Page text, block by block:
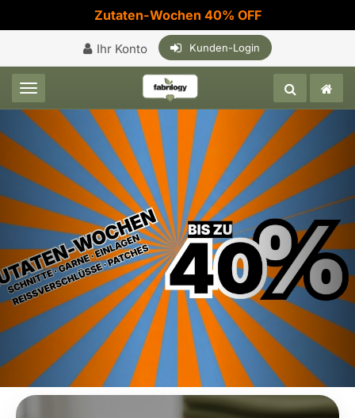
Zutaten-Wochen 40% OFF
Ihr Konto Kunden-Login
Toggle navigation